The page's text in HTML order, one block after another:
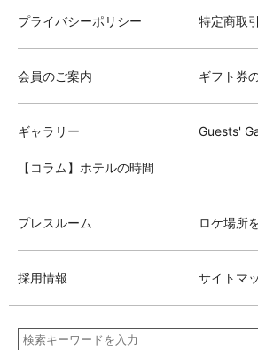
プライバシーポリシー 特定商取
会員のご案内 ギフト券
ギャラリー Guests'
【コラム】ホテルの時間
プレスルーム ロケ場所
採用情報 サイトマ